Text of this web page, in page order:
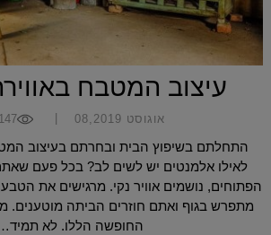
עיצוב המטבח
אוגוסט 08,2019
התחלתם בשיפוץ הבית ובחרתם בעיצוב
לאילו אלמנטים יש לשים לב? בכל פעם
הפתוחים, נושמים אוויר נקי. מרגישים את
מתפרש בגוף ואתם חוזרים הביתה מוטענים.
החופשה הללו. לא